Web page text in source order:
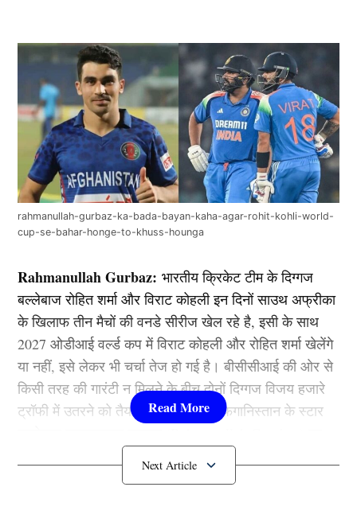
rahmanullah-gurbaz-ka-bada-bayan-kaha-agar-rohit-kohli-world-
cup-se-bahar-honge-to-khuss-hounga
Rahmanullah Gurbaz:भारतीय क्रिकेट टीम के दिग्गज
बल्लेबाज रोहित शर्मा और विराट कोहली इन दिनों साउथ अफ्रीका
के खिलाफ तीन मैचों की वनडे सीरीज खेल रहे है, इसी के साथ
2027 ओडीआई वर्ल्ड कप में विराट कोहली और रोहित शर्मा खेलेंगे
या नहीं, इसे लेकर भी चर्चा तेज हो गई है। बीसीसीआई की ओर से
किसी तरह की गारंटी न मिलने के बीच दोनों दिग्गज विजय हजारे
ट्रॉफी में उतरने को तैयार हैं। इसी बीच अफगानिस्तान के स्टार
बयान सुर्खियों में है, जिसमें उन्होंने कहा कि अगर ये दोनों खिलाड़ी
वर्ल्ड कप नहीं खेलते हैं तो वह बेहद खुश होंगे। आइए जानते है